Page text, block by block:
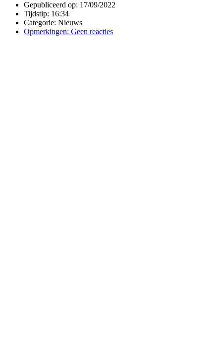
Gepubliceerd op: 17/09/2022
Tijdstip: 16:34
Categorie: Nieuws
Opmerkingen: Geen reacties